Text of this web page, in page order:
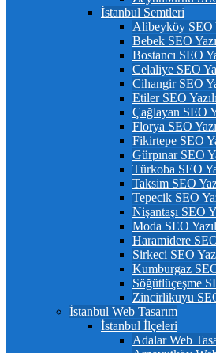
İstanbul Semtleri
Alibeyköy SEO
Bebek SEO
Bostancı SEO
Celaliye SEO
Cihangir SEO
Etiler SEO
Çağlayan SEO
Florya SEO
Fikirtepe SEO
Gürpınar SEO
Türkoba SEO
Taksim SEO
Tepecik SEO
Nişantaşı SEO
Moda SEO
Haramidere SEO
Sirkeci SEO
Kumburgaz SEO
Söğütlüçeşme
Zincirlikuyu
İstanbul Web Tasarım
İstanbul İlçeleri
Adalar Web